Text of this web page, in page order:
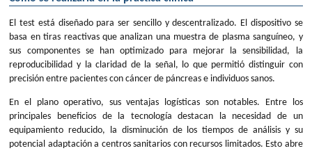
El test está diseñado para ser sencillo y descentralizado. El dispositivo se
basa en tiras reactivas que analizan una muestra de plasma sanguíneo, y
sus componentes se han optimizado para mejorar la sensibilidad, la
reproducibilidad y la claridad de la señal, lo que permitió distinguir con
precisión entre pacientes con cáncer de páncreas e individuos sanos.
En el plano operativo, sus ventajas logísticas son notables. Entre los
principales beneficios de la tecnología destacan la necesidad de un
equipamiento reducido, la disminución de los tiempos de análisis y su
potencial adaptación a centros sanitarios con recursos limitados. Esto abre